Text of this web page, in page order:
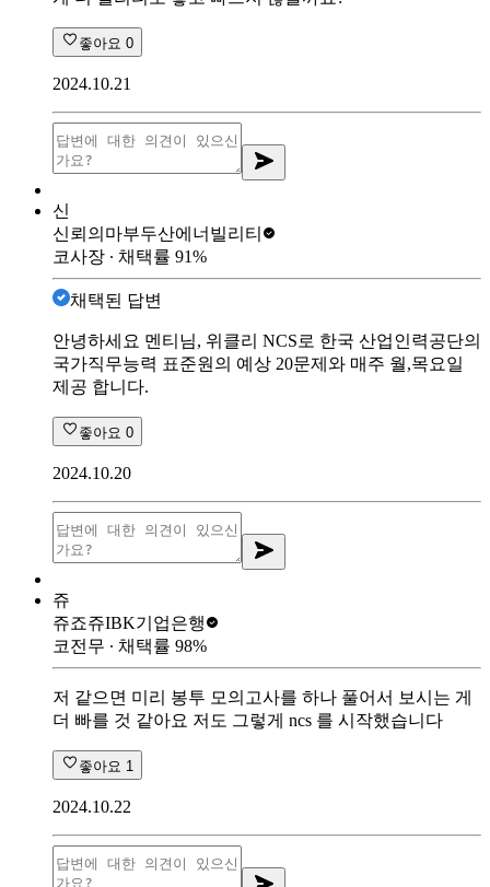
좋아요 0
2024.10.21
신
신뢰의마부두산에너빌리티
코사장 ∙ 채택률 91%
채택된 답변
안녕하세요 멘티님, 위클리 NCS로 한국 산업인력공단의
국가직무능력 표준원의 예상 20문제와 매주 월,목요일
제공 합니다.
좋아요 0
2024.10.20
쥬
쥬죠쥬IBK기업은행
코전무 ∙ 채택률 98%
저 같으면 미리 봉투 모의고사를 하나 풀어서 보시는 게
더 빠를 것 같아요 저도 그렇게 ncs 를 시작했습니다
좋아요 1
2024.10.22